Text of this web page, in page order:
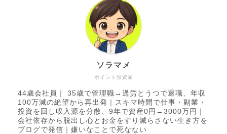
ポイント投資家
ソラマメ
44歳会社員｜ 35歳で管理職→過労とうつで退職、年収
100万減の絶望から再出発｜スキマ時間で仕事・副業・
投資を回し収入源を分散、9年で資産0円→3000万円｜
会社依存から脱出し心とお金をすり減らさない生き方を
ブログで発信｜嫌いなことで死なない